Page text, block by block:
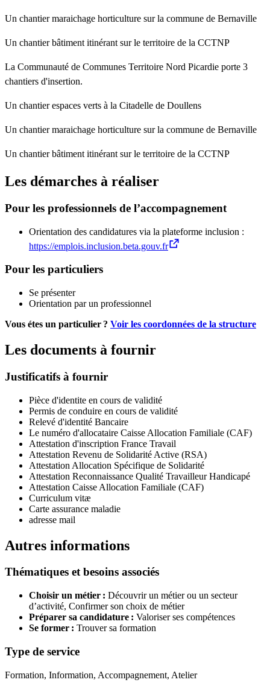
Un chantier maraichage horticulture sur la commune de Bernaville
Un chantier bâtiment itinérant sur le territoire de la CCTNP
La Communauté de Communes Territoire Nord Picardie porte 3
chantiers d'insertion.
Un chantier espaces verts à la Citadelle de Doullens
Un chantier maraichage horticulture sur la commune de Bernaville
Un chantier bâtiment itinérant sur le territoire de la CCTNP
Les démarches à réaliser
Pour les professionnels de l’accompagnement
Orientation des candidatures via la plateforme inclusion :
https://emplois.inclusion.beta.gouv.fr
Pour les particuliers
Se présenter
Orientation par un professionnel
Vous étes un particulier ? Voir les coordonnées de la structure
Les documents à fournir
Justificatifs à fournir
Pièce d'identite en cours de validité
Permis de conduire en cours de validité
Relevé d'identité Bancaire
Le numéro d'allocataire Caisse Allocation Familiale (CAF)
Attestation d'inscription France Travail
Attestation Revenu de Solidarité Active (RSA)
Attestation Allocation Spécifique de Solidarité
Attestation Reconnaissance Qualité Travailleur Handicapé
Attestation Caisse Allocation Familiale (CAF)
Curriculum vitæ
Carte assurance maladie
adresse mail
Autres informations
Thématiques et besoins associés
Choisir un métier : Découvrir un métier ou un secteur
d’activité, Confirmer son choix de métier
Préparer sa candidature : Valoriser ses compétences
Se former : Trouver sa formation
Type de service
Formation, Information, Accompagnement, Atelier